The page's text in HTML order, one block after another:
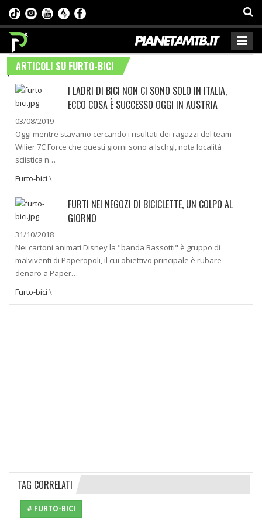
ARTICOLI SU FURTO-BICI
I LADRI DI BICI NON CI SONO SOLO IN ITALIA,
ECCO COSA È SUCCESSO OGGI IN AUSTRIA
03/08/2019
Oggi mentre stavamo cercando i risultati dei ragazzi del team
Wilier 7C Force che questi giorni sono a Ischgl, nota località
sciistica n…
Furto-bici \
FURTI NEI NEGOZI DI BICICLETTE, UN COLPO AL
GIORNO
31/10/2018
Nei cartoni animati Disney la "banda Bassotti" è gruppo di
malviventi di Paperopoli, il cui obiettivo principale è rubare
denaro a Paper…
Furto-bici \
TAG CORRELATI
# FURTO-BICI